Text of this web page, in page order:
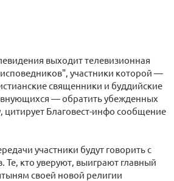
выходит телевизионная
участники которой —
священники и буддийские
— обратить убежденных
цитирует Благовест-инфо сообщение
участники будут говорить с
Те, кто уверуют, выиграют главный
своей новой религии